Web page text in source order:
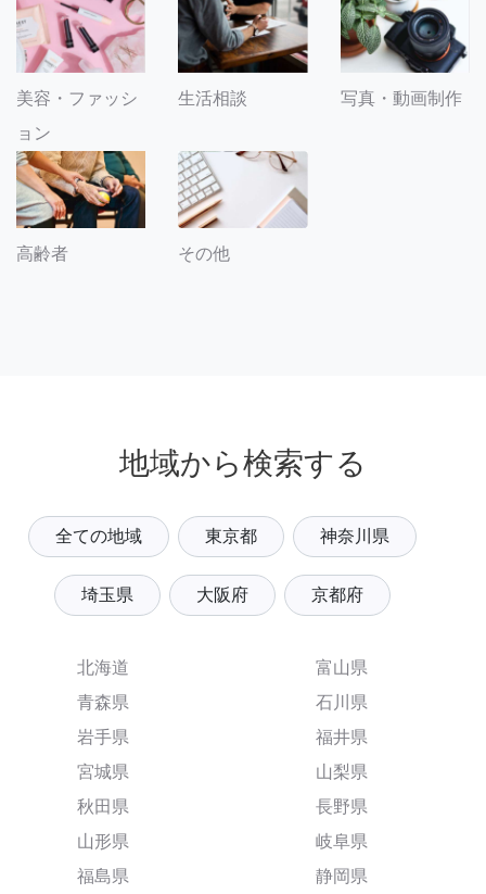
美容・ファッシ
ョン
生活相談 写真・動画制作
高齢者 その他
地域から検索する
全ての地域 東京都 神奈川県
埼玉県 大阪府 京都府
北海道
青森県
岩手県
宮城県
秋田県
山形県
福島県
富山県
石川県
福井県
山梨県
長野県
岐阜県
静岡県